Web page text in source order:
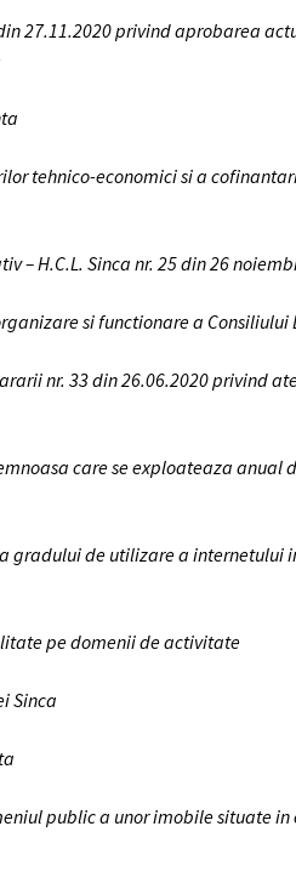
27.11.2020 privind aprobarea
tehnico-economici si a
– H.C.L. Sinca nr. 25 din 26
si functionare a Consiliului
nr. 33 din 26.06.2020 privind
care se exploateaza anual
gradului de utilizare a internetului
pe domenii de activitate
Sinca
public a unor imobile situate